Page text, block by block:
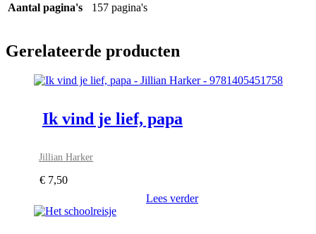
Aantal pagina's 157 pagina's
Gerelateerde producten
Ik vind je lief, papa
Jillian Harker
€ 7,50
Lees verder